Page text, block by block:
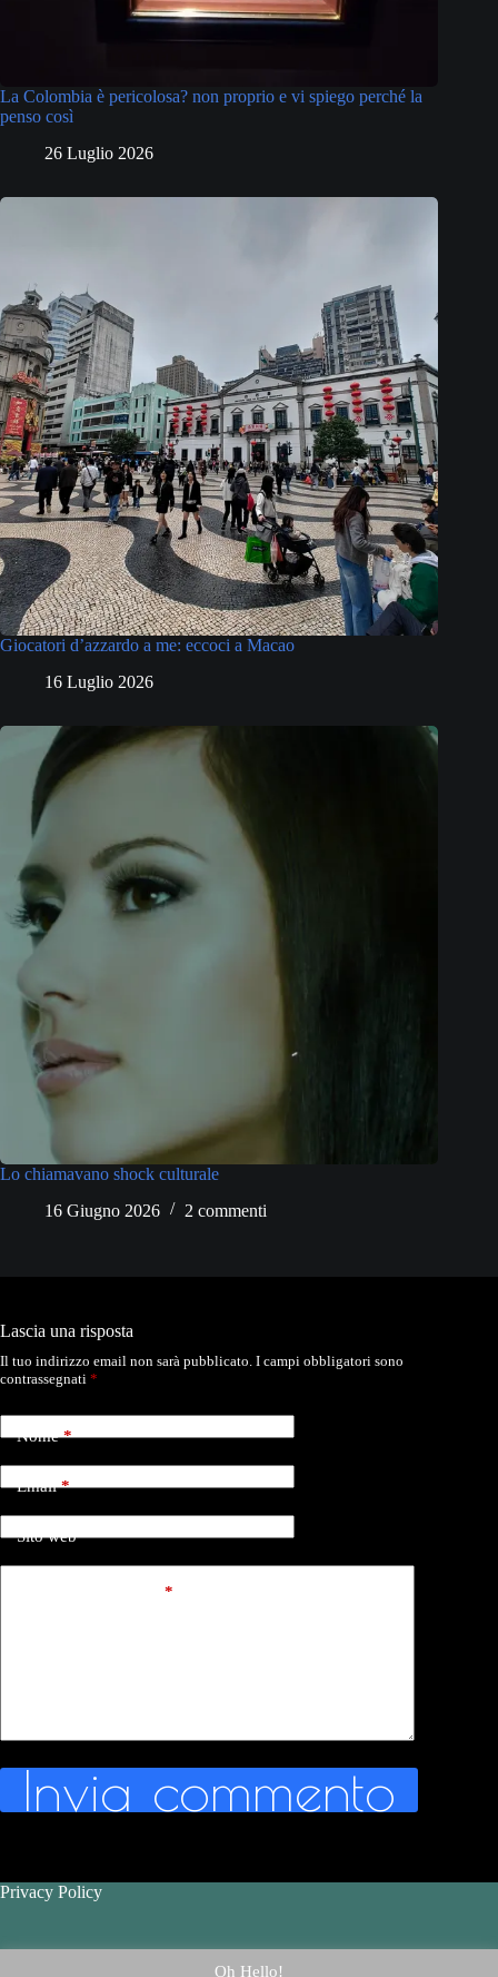
La Colombia è pericolosa? non proprio e vi spiego perché la
penso così
26 Luglio 2026
Giocatori d’azzardo a me: eccoci a Macao
16 Luglio 2026
Lo chiamavano shock culturale
16 Giugno 2026
2 commenti
Lascia una risposta
Il tuo indirizzo email non sarà pubblicato. I campi obbligatori sono
contrassegnati *
Nome*
Email*
Sito web
*
Invia commento
Privacy Policy
Oh Hello!